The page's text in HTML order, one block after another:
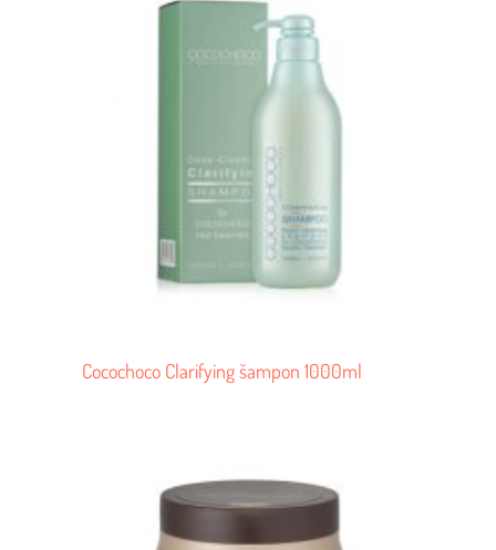
Cocochoco Clarifying šampon 1000ml